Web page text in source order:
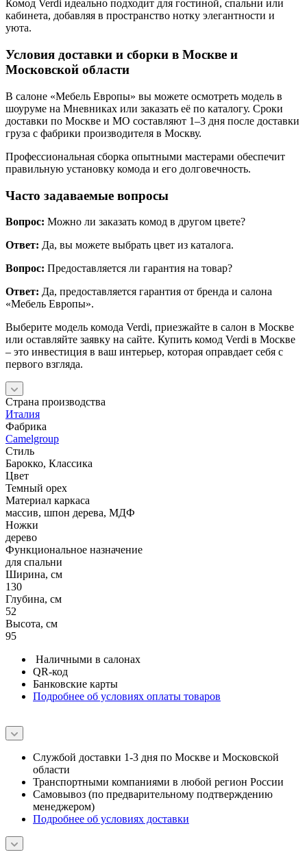
Условия доставки и сборки в Москве и
Московской области
шоуруме на Мневниках или заказать её по каталогу. Сроки
доставки по Москве и МО составляют 1–3 дня после доставки
Профессиональная сборка опытными мастерами обеспечит
правильную установку комода и его долговечность.
Вопрос:Можно ли заказать комод в другом цвете?
Ответ:Да, вы можете выбрать цвет из каталога.
Вопрос: Предоставляется ли гарантия на товар?
Ответ: Да, предоставляется гарантия от бренда и салона
«Мебель Европы».
Выберите модель комода Verdi, приезжайте в салон в Москве
или оставляйте заявку на сайте. Купить комод Verdi в Москве
– это инвестиция в ваш интерьер, которая оправдает себя с
Страна производства
Италия
Camelgroup
Стиль
Барокко, Классика
Цвет
Темный орех
Материал каркаса
массив, шпон дерева, МДФ
Ножки
дерево
Функциональное назначение
для спальни
Ширина, см
130
Глубина, см
52
Высота, см
95
QR-код
менеджером)
Подробнее об условиях доставки
Подробнее ознакомиться с условиями гарантии, возврата и